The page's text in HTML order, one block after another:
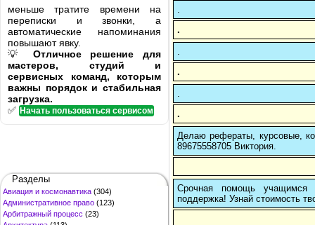
меньше тратите времени на
переписки и звонки, а
автоматические напоминания
повышают явку.
💡 Отличное решение для
мастеров, студий и
сервисных команд, которым
важны порядок и стабильная
загрузка.
✅ Начать пользоваться сервисом
Разделы
Авиация и космонавтика (304)
Административное право (123)
Арбитражный процесс (23)
.
.
.
Делаю рефераты, курсовые,
89675558705 Виктория.
Срочная помощь учащимся в
поддержка! Узнай стоимость